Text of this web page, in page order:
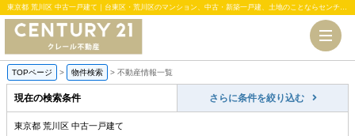
東京都 荒川区 中古一戸建て｜台東区・荒川区のマンション、中古・新築一戸建、土地のことならセンチュリー21クレール不動産
TOPページ > 物件検索 > 不動産情報一覧
現在の検索条件 さらに条件を絞り込む
東京都 荒川区 中古一戸建て